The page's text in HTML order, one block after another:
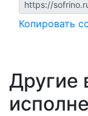
Копировать
Другие